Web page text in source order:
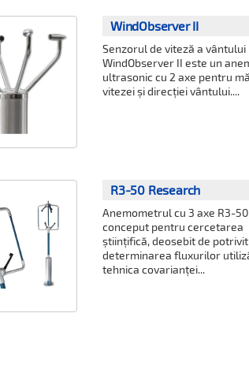
WindObserver II
Senzorul de viteză a vântului
WindObserver II este un
ultrasonic cu 2 axe pentru
vitezei și direcției vântului....
R3-50 Research
Anemometrul cu 3 axe R3-
conceput pentru cercetarea
științifică, deosebit de
determinarea fluxurilor
tehnica covarianței...